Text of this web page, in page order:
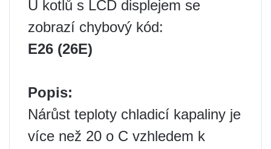
U kotlů s LCD displejem se
zobrazí chybový kód:
E26 (26E)
Popis:
Nárůst teploty chladicí kapaliny je
více než 20 o C vzhledem k